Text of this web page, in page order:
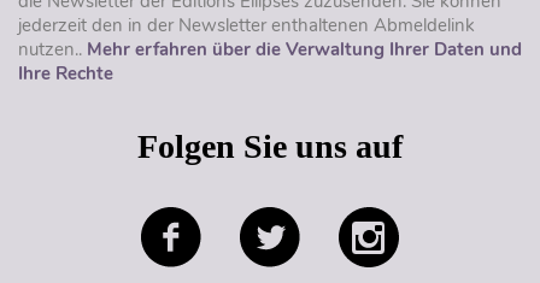
jederzeit den in der Newsletter enthaltenen Abmeldelink
nutzen.. Mehr erfahren über die Verwaltung Ihrer Daten und
Ihre Rechte
Folgen Sie uns auf